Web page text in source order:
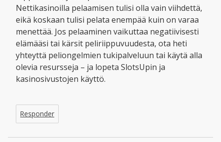
Nettikasinoilla pelaamisen tulisi olla vain viihdettä,
eikä koskaan tulisi pelata enempää kuin on varaa
menettää. Jos pelaaminen vaikuttaa negatiivisesti
elämääsi tai kärsit peliriippuvuudesta, ota heti
yhteyttä peliongelmien tukipalveluun tai käytä alla
olevia resursseja – ja lopeta SlotsUpin ja
kasinosivustojen käyttö.
Responder